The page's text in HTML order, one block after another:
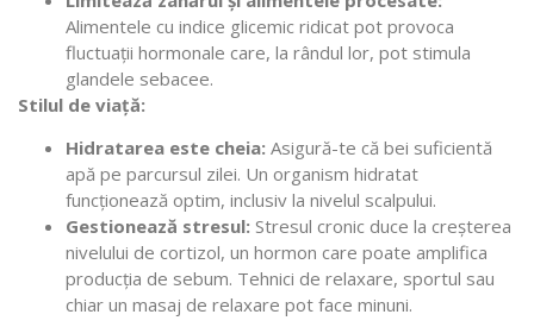
Alimentele cu indice glicemic ridicat pot provoca
fluctuații hormonale care, la rândul lor, pot stimula
glandele sebacee.
Stilul de viață:
Hidratarea este cheia: Asigură-te că bei suficientă
apă pe parcursul zilei. Un organism hidratat
funcționează optim, inclusiv la nivelul scalpului.
Gestionează stresul: Stresul cronic duce la creșterea
nivelului de cortizol, un hormon care poate amplifica
producția de sebum. Tehnici de relaxare, sportul sau
chiar un masaj de relaxare pot face minuni.